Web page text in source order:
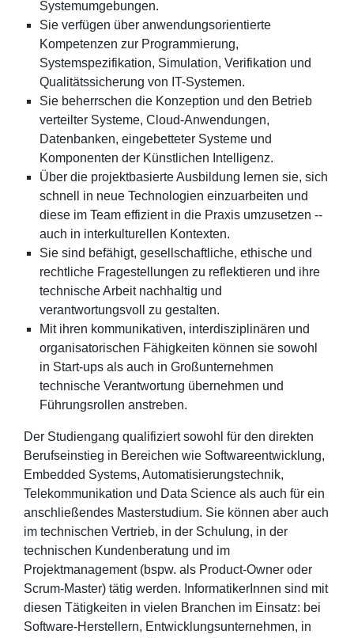
Systemumgebungen.
Sie verfügen über anwendungsorientierte
Kompetenzen zur Programmierung,
Systemspezifikation, Simulation, Verifikation und
Qualitätssicherung von IT-Systemen.
Sie beherrschen die Konzeption und den Betrieb
verteilter Systeme, Cloud-Anwendungen,
Datenbanken, eingebetteter Systeme und
Komponenten der Künstlichen Intelligenz.
Über die projektbasierte Ausbildung lernen sie, sich
schnell in neue Technologien einzuarbeiten und
diese im Team effizient in die Praxis umzusetzen --
auch in interkulturellen Kontexten.
Sie sind befähigt, gesellschaftliche, ethische und
rechtliche Fragestellungen zu reflektieren und ihre
technische Arbeit nachhaltig und
verantwortungsvoll zu gestalten.
Mit ihren kommunikativen, interdisziplinären und
organisatorischen Fähigkeiten können sie sowohl
in Start-ups als auch in Großunternehmen
technische Verantwortung übernehmen und
Führungsrollen anstreben.
Der Studiengang qualifiziert sowohl für den direkten
Berufseinstieg in Bereichen wie Softwareentwicklung,
Embedded Systems, Automatisierungstechnik,
Telekommunikation und Data Science als auch für ein
anschließendes Masterstudium. Sie können aber auch
im technischen Vertrieb, in der Schulung, in der
technischen Kundenberatung und im
Projektmanagement (bspw. als Product-Owner oder
Scrum-Master) tätig werden. InformatikerInnen sind mit
diesen Tätigkeiten in vielen Branchen im Einsatz: bei
Software-Herstellern, Entwicklungsunternehmen, in